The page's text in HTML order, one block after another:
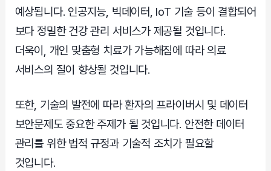
예상됩니다. 인공지능, 빅데이터, IoT 기술 등이 결합되어
보다 정밀한 건강 관리 서비스가 제공될 것입니다.
더욱이, 개인 맞춤형 치료가 가능해짐에 따라 의료
서비스의 질이 향상될 것입니다.
또한, 기술의 발전에 따라 환자의 프라이버시 및 데이터
보안문제도 중요한 주제가 될 것입니다. 안전한 데이터
관리를 위한 법적 규정과 기술적 조치가 필요할
것입니다.